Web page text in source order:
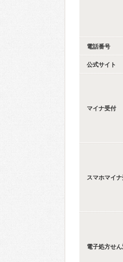
電話番号
公式サイト
マイナ受付
スマホマイ
電子処方せ